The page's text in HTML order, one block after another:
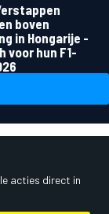
boven
in Hongarije -
voor hun F1-
acties direct in